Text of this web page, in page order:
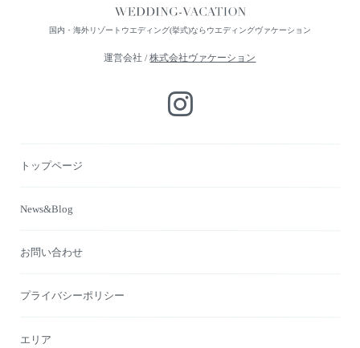
国内・海外リゾートウエディング(挙式)ならウエディングヴァケーション
運営会社 /株式会社ヴァケーション
トップページ
News&Blog
お問い合わせ
プライバシーポリシー
エリア